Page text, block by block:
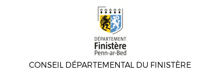
CONSEIL DÉPARTEMENTAL DU FINISTÈRE